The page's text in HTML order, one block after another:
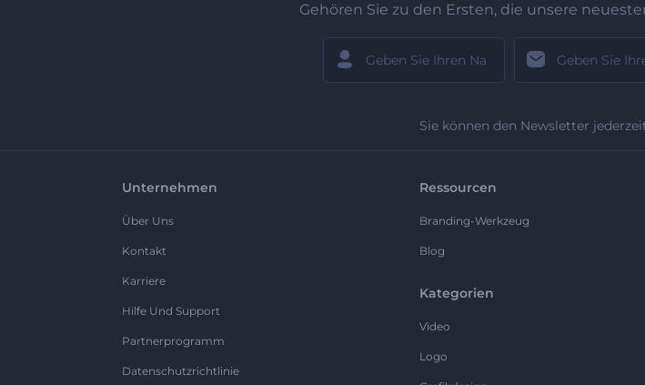
Gehören Sie zu den Ersten, die unsere
Sie können den Newsletter
Unternehmen
Über Uns
Kontakt
Karriere
Hilfe Und Support
Partnerprogramm
Datenschutzrichtlinie
Ressourcen
Branding-Werkzeug
Blog
Kategorien
Video
Logo